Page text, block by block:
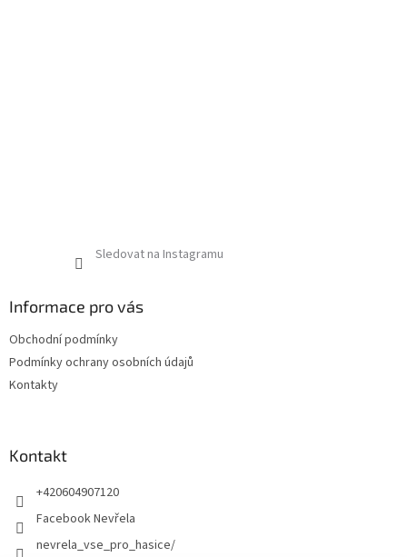
Sledovat na Instagramu
Informace pro vás
Obchodní podmínky
Podmínky ochrany osobních údajů
Kontakty
Kontakt
+420604907120
Facebook Nevřela
nevrela_vse_pro_hasice/